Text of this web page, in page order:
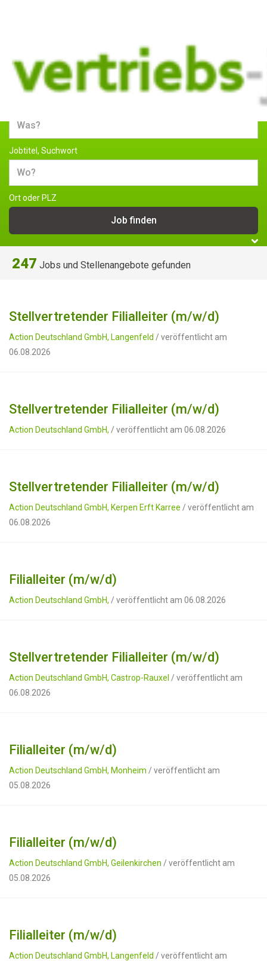
Jobs und Stellenangebote im
Vertrieb
Jobtitel, Suchwort
Ort oder PLZ
247 Jobs und Stellenangebote gefunden
Stellvertretender Filialleiter (m/w/d)
Action Deutschland GmbH, Langenfeld / veröffentlicht am
06.08.2026
Stellvertretender Filialleiter (m/w/d)
Action Deutschland GmbH, / veröffentlicht am 06.08.2026
Stellvertretender Filialleiter (m/w/d)
Action Deutschland GmbH, Kerpen Erft Karree / veröffentlicht am
06.08.2026
Filialleiter (m/w/d)
Action Deutschland GmbH, / veröffentlicht am 06.08.2026
Stellvertretender Filialleiter (m/w/d)
Action Deutschland GmbH, Castrop-Rauxel / veröffentlicht am
06.08.2026
Filialleiter (m/w/d)
Action Deutschland GmbH, Monheim / veröffentlicht am
05.08.2026
Filialleiter (m/w/d)
Action Deutschland GmbH, Geilenkirchen / veröffentlicht am
05.08.2026
Filialleiter (m/w/d)
Action Deutschland GmbH, Langenfeld / veröffentlicht am